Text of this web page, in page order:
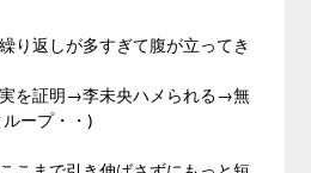
り返しが多すぎて腹が立ってき
を証明→李未央ハメられる→無
ープ・・)